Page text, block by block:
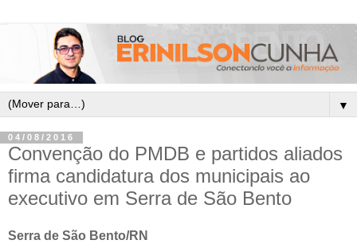
▼
04/08/2016
Convenção do PMDB e partidos aliados
firma candidatura dos municipais ao
executivo em Serra de São Bento
Serra de São Bento/RN